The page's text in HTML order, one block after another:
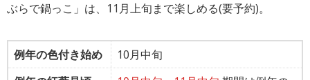
ぶらで鍋っこ」は、11月上旬まで楽しめる(要予約)。
例年の色付き始め
10月中旬